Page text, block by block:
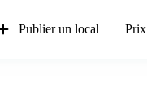
Publier un local Prix